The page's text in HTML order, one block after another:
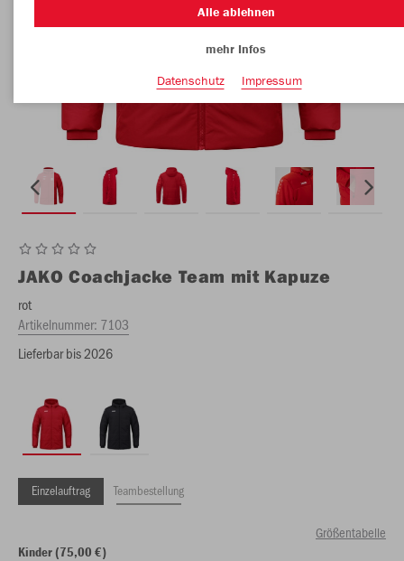
JAKO Coachjacke Team mit Kapuze
rot
Artikelnummer: 7103
Lieferbar bis 2026
Einzelauftrag Teambestellung
Größentabelle
Kinder (75,00 €)
Alle ablehnen
mehr Infos
Datenschutz
Impressum